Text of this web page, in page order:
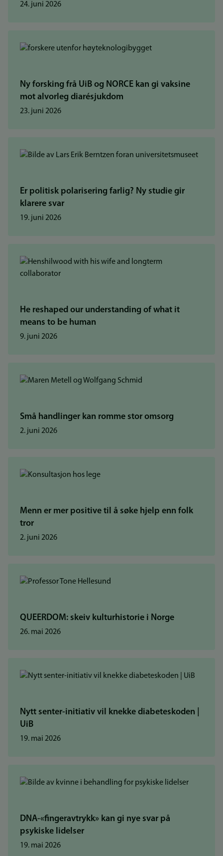
24. juni 2026
Ny forsking frå UiB og NORCE kan gi vaksine
mot alvorleg diarésjukdom
23. juni 2026
Er politisk polarisering farlig? Ny studie gir
klarere svar
19. juni 2026
He reshaped our understanding of what it
means to be human
9. juni 2026
Små handlinger kan romme stor omsorg
2. juni 2026
Menn er mer positive til å søke hjelp enn folk
tror
2. juni 2026
QUEERDOM: skeiv kulturhistorie i Norge
26. mai 2026
Nytt senter-initiativ vil knekke diabeteskoden |
UiB
19. mai 2026
DNA-«fingeravtrykk» kan gi nye svar på
psykiske lidelser
19. mai 2026